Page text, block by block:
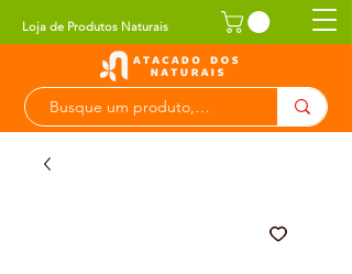
Loja de Produtos Naturais